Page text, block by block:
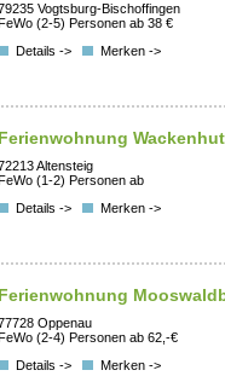
Vogtsburg-Bischoffingen
FeWo (2-5) Personen ab 38 €
Details ->
Merken ->
Ferienwohnung Wackenhut
Altensteig
FeWo (1-2) Personen ab
Details ->
Merken ->
Ferienwohnung
Oppenau
FeWo (2-4) Personen ab 62,-€
Details ->
Merken ->